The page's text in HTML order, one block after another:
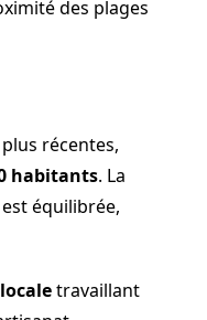
des plages
récentes,
habitants. La
équilibrée,
travaillant